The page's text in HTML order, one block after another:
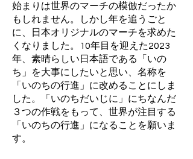
始まりは世界のマーチの模倣だったか
もしれません。しかし年を追うごと
に、日本オリジナルのマーチを求めた
くなりました。10年目を迎えた2023
年、素晴らしい日本語である「いの
ち」を大事にしたいと思い、名称を
「いのちの行進」に改めることにしま
した。「いのちだいじに」にちなんだ
３つの作戦をもって、世界が注目する
「いのちの行進」になることを願いま
す。